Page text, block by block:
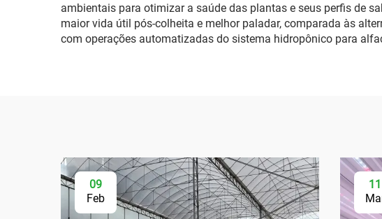
ambientais para otimizar a saúde das plantas e seus perfis de
maior vida útil pós-colheita e melhor paladar, comparada às
com operações automatizadas do sistema hidropônico para
09
Feb
11